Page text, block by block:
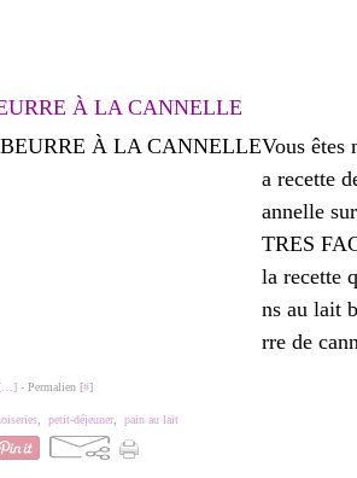
À LA CANNELLE
Vous êtes
a recette
annelle
TRES
la recette
ns au lait
rre de
] - Permalien [#]
petit-déjeuner, pain au lait